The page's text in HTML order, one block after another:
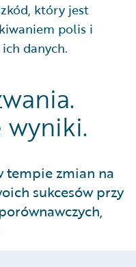
który jest
polis i
danych.
wyniki.
tempie zmian na
sukcesów przy